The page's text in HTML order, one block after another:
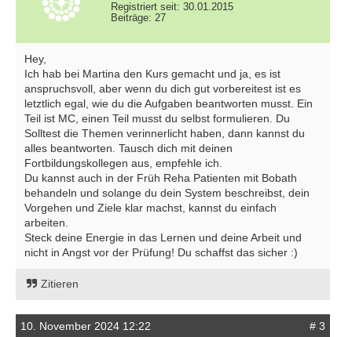
Registriert seit: 30.01.2015
Beiträge: 27
Hey,
Ich hab bei Martina den Kurs gemacht und ja, es ist
anspruchsvoll, aber wenn du dich gut vorbereitest ist es
letztlich egal, wie du die Aufgaben beantworten musst. Ein
Teil ist MC, einen Teil musst du selbst formulieren. Du
Solltest die Themen verinnerlicht haben, dann kannst du
alles beantworten. Tausch dich mit deinen
Fortbildungskollegen aus, empfehle ich.
Du kannst auch in der Früh Reha Patienten mit Bobath
behandeln und solange du dein System beschreibst, dein
Vorgehen und Ziele klar machst, kannst du einfach
arbeiten.
Steck deine Energie in das Lernen und deine Arbeit und
nicht in Angst vor der Prüfung! Du schaffst das sicher :)
Zitieren
10. November 2024 12:22 # 3